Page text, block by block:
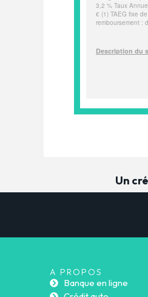
Un
A PROPOS
Banque en ligne